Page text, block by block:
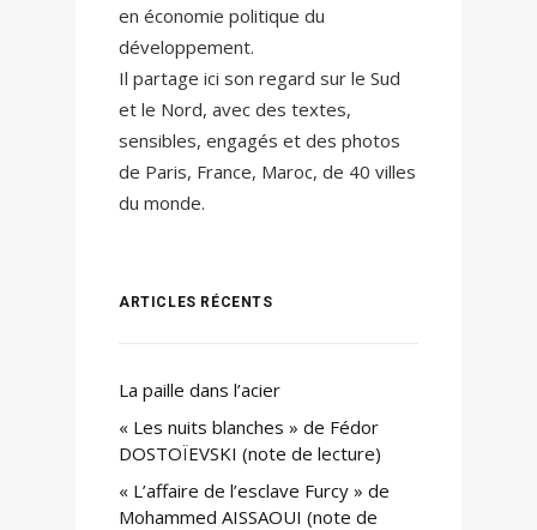
en économie politique du
développement.
Il partage ici son regard sur le Sud
et le Nord, avec des textes,
sensibles, engagés et des photos
de Paris, France, Maroc, de 40 villes
du monde.
ARTICLES RÉCENTS
La paille dans l’acier
« Les nuits blanches » de Fédor
DOSTOÏEVSKI (note de lecture)
« L’affaire de l’esclave Furcy » de
Mohammed AISSAOUI (note de